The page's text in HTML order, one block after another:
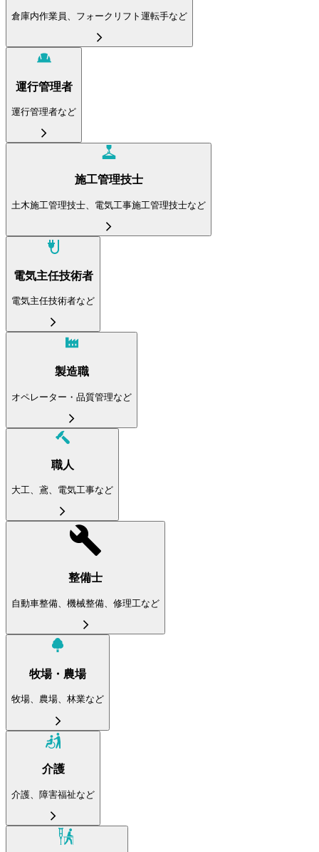
倉庫内作業員、フォークリフト運転手など
運行管理者
運行管理者など
施工管理技士
土木施工管理技士、電気工事施工管理技士など
電気主任技術者
電気主任技術者など
製造職
オペレーター・品質管理など
職人
大工、鳶、電気工事など
整備士
自動車整備、機械整備、修理工など
牧場・農場
牧場、農場、林業など
介護
介護、障害福祉など